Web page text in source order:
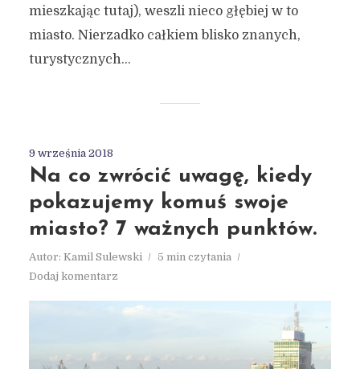
mieszkając tutaj), weszli nieco głębiej w to
miasto. Nierzadko całkiem blisko znanych,
turystycznych...
9 września 2018
Na co zwrócić uwagę, kiedy
pokazujemy komuś swoje
miasto? 7 ważnych punktów.
Autor: Kamil Sulewski
5 min czytania
Dodaj komentarz